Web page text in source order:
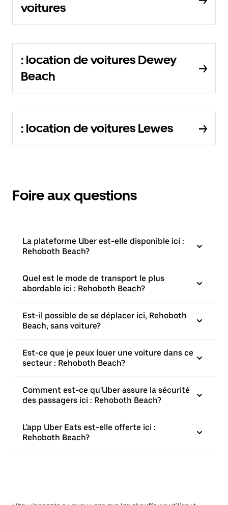
voitures
: location de voitures Dewey
Beach
: location de voitures Lewes
Foire aux questions
La plateforme Uber est-elle disponible ici :
Rehoboth Beach?
Quel est le mode de transport le plus
abordable ici : Rehoboth Beach?
Est-il possible de se déplacer ici, Rehoboth
Beach, sans voiture?
Est-ce que je peux louer une voiture dans ce
secteur : Rehoboth Beach?
Comment est-ce qu'Uber assure la sécurité
des passagers ici : Rehoboth Beach?
L'app Uber Eats est-elle offerte ici :
Rehoboth Beach?